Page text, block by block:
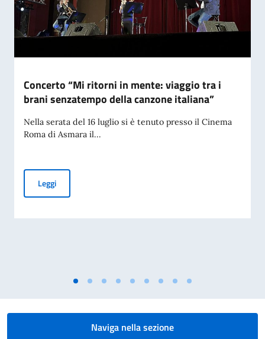
Concerto “Mi ritorni in mente: viaggio tra i
brani senzatempo della canzone italiana”
Nella serata del 16 luglio si è tenuto presso il Cinema
Roma di Asmara il...
LeggiConcerto “Mi ritorni in mente: viaggio tra i brani
Naviga nella sezione